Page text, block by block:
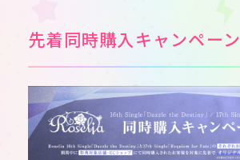
先着同時購入キャンペーン